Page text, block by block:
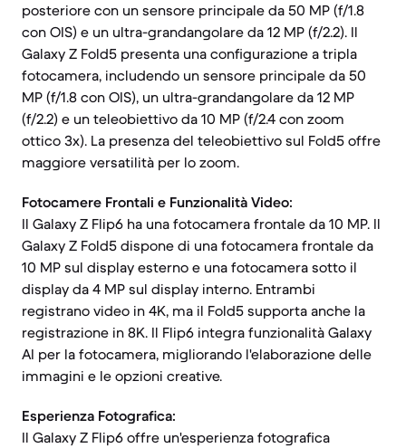
posteriore con un sensore principale da 50 MP (f/1.8
con OIS) e un ultra-grandangolare da 12 MP (f/2.2). Il
Galaxy Z Fold5 presenta una configurazione a tripla
fotocamera, includendo un sensore principale da 50
MP (f/1.8 con OIS), un ultra-grandangolare da 12 MP
(f/2.2) e un teleobiettivo da 10 MP (f/2.4 con zoom
ottico 3x). La presenza del teleobiettivo sul Fold5 offre
maggiore versatilità per lo zoom.
Fotocamere Frontali e Funzionalità Video:
Il Galaxy Z Flip6 ha una fotocamera frontale da 10 MP. Il
Galaxy Z Fold5 dispone di una fotocamera frontale da
10 MP sul display esterno e una fotocamera sotto il
display da 4 MP sul display interno. Entrambi
registrano video in 4K, ma il Fold5 supporta anche la
registrazione in 8K. Il Flip6 integra funzionalità Galaxy
AI per la fotocamera, migliorando l'elaborazione delle
immagini e le opzioni creative.
Esperienza Fotografica:
Il Galaxy Z Flip6 offre un'esperienza fotografica